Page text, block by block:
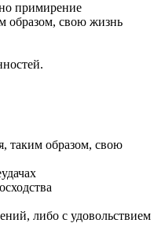
примирение
образом, свою жизнь
таким образом, свою
либо с удовольствием